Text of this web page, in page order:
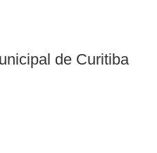
de Curitiba